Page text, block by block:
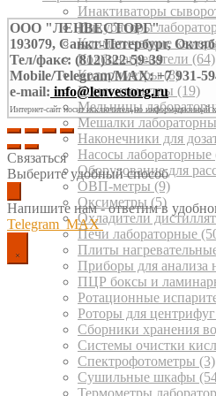
Инактиваторы
Инкубаторы
Климатические
Колбонагреватели (64)
Колориметры(8)
Кондуктометры (19)
Мельницы
Мешалки
Наконечники для
Насосы лабораторные
Оборудование для
ОВП-метры (9)
Оксиметры (5)
Охладители
Печи лабораторные
Плиты
Приборы для анализа
ПЦР боксы и
Ротационные
Роторы для центрифуг
Сборники хранения
Системы очистки
Спектрофотометры (3)
Сушильные шкафы
Термометры
ООО "ЛЕНВЕСТОРГ"
193079, Санкт-Петербург,
Тел/факс: (812)322-59-39
Mobile/Telegram/MAX: +7 931-
e-mail: info@lenvestorg.ru
Интернет-сайт носит исключительно информационный
Связаться
Выберите удобный способ
Напишите нам - ответим в
Telegram MAX